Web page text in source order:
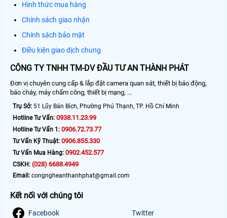
Hình thức mua hàng
Chính sách giao nhận
Chính sách bảo mật
Điều kiện giao dịch chung
CÔNG TY TNHH TM-DV ĐẦU TƯ AN THÀNH PHÁT
Đơn vị chuyên cung cấp & lắp đặt camera quan sát, thiết bị báo động,
báo cháy, máy chấm công, thiết bị mạng, ...
Trụ Sở: 51 Lũy Bán Bích, Phường Phú Thạnh, TP. Hồ Chí Minh
Hotline Tư Vấn: 0938.11.23.99
Hotline Tư Vấn 1: 0906.72.73.77
Tư Vấn Kỹ Thuật: 0906.855.330
Tư Vấn Mua Hàng: 0902.452.577
CSKH: (028) 6688.4949
Email: congngheanthanhphat@gmail.com
Kết nối với chúng tôi
Facebook Twitter